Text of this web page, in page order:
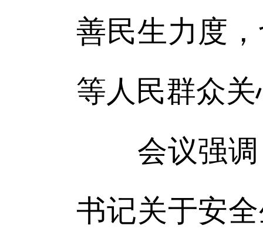
善民生力度
等人民群众
会议强调
书记关于安